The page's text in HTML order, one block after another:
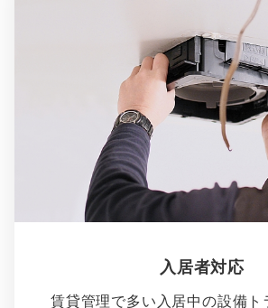
入居者対応
賃貸管理で多い入居中の設備ト